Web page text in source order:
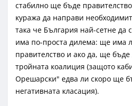
стабилно ще бъде
куража да направи
така че България най-сетне да
има по-проста дилема: ще има
правителство и ако да, ще
тройната коалиция (защото
Орешарски" едва ли скоро ще
негативната класация).